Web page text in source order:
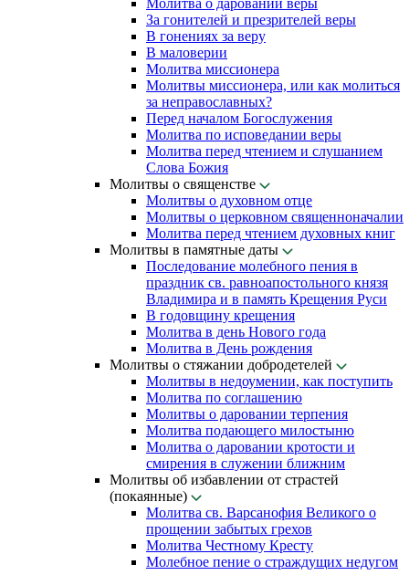
Молитва о даровании веры
За гонителей и презрителей веры
В гонениях за веру
В маловерии
Молитва миссионера
Молитвы миссионера, или как молиться
за неправославных?
Перед началом Богослужения
Молитва по исповедании веры
Молитва перед чтением и слушанием
Слова Божия
Молитвы о священстве
Молитвы о духовном отце
Молитвы о церковном священноначалии
Молитва перед чтением духовных книг
Молитвы в памятные даты
Последование молебного пения в
праздник св. равноапостольного князя
Владимира и в память Крещения Руси
В годовщину крещения
Молитва в день Нового года
Молитва в День рождения
Молитвы о стяжании добродетелей
Молитвы в недоумении, как поступить
Молитва по соглашению
Молитвы о даровании терпения
Молитва подающего милостыню
Молитва о даровании кротости и
смирения в служении ближним
Молитвы об избавлении от страстей
(покаянные)
Молитва св. Варсанофия Великого о
прощении забытых грехов
Молитва Честному Кресту
Молебное пение о страждущих недугом